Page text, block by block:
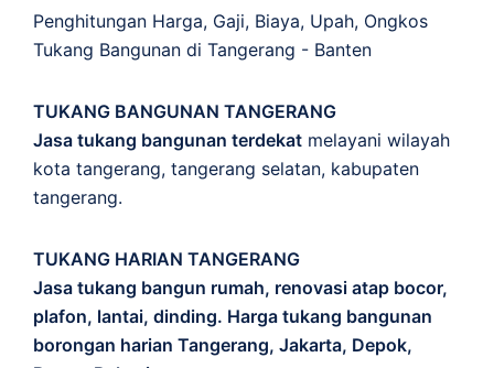
Penghitungan Harga, Gaji, Biaya, Upah, Ongkos
Tukang Bangunan di Tangerang - Banten
TUKANG BANGUNAN TANGERANG
Jasa tukang bangunan terdekat melayani wilayah
kota tangerang, tangerang selatan, kabupaten
tangerang.
TUKANG HARIAN TANGERANG
Jasa tukang bangun rumah, renovasi atap bocor,
plafon, lantai, dinding. Harga tukang bangunan
borongan harian Tangerang, Jakarta, Depok,